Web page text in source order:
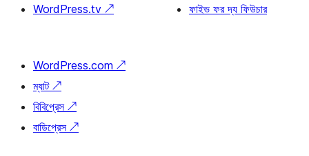
WordPress.tv ↗
ফাইভ ফর দ্য ফিউচার
WordPress.com ↗
ম্যাট ↗
বিবিপ্রেস ↗
বাডিপ্রেস ↗